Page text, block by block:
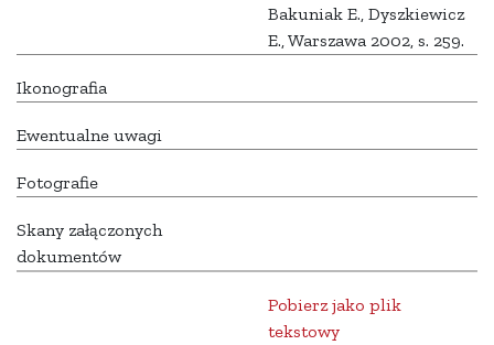
Bakuniak E., Dyszkiewicz
E., Warszawa 2002, s. 259.
Ikonografia
Ewentualne uwagi
Fotografie
Skany załączonych
dokumentów
Pobierz jako plik
tekstowy